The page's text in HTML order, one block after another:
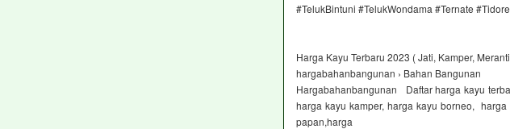
#TelukBintuni #TelukWondama #Ternate
Harga Kayu Terbaru 2023 ( Jati, Kamper,
hargabahanbangunan › Bahan Bangunan
Hargabahanbangunan Daftar harga kayu
harga kayu kamper, harga kayu borneo,
papan,harga